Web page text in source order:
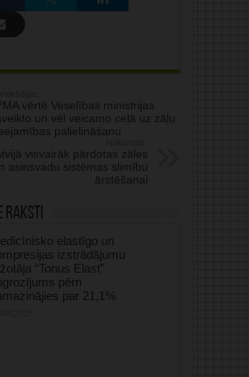
vērtē Veselības ministrijas
un vēl veicamo ceļā uz zāļu
palielināšanu
visvairāk pārdotas zāles
asinsvadu sistēmas slimību
ārstēšanai
raksti
elastīgo un
izstrādājumu
“Tonus Elast”
pērn
par 21,1%